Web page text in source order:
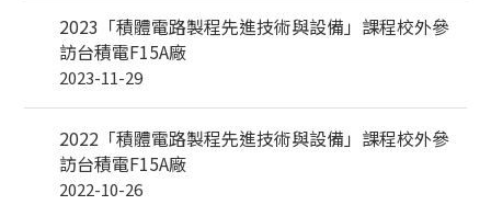
2023「積體電路製程先進技術與設備」課程校外參
訪台積電F15A廠
2023-11-29
2022「積體電路製程先進技術與設備」課程校外參
訪台積電F15A廠
2022-10-26